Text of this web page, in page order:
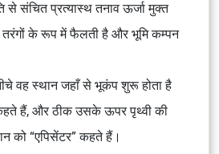
से संचित प्रत्यास्थ तनाव ऊर्जा मुक्त
तरंगों के रूप में फैलती है और भूमि कम्पन
वह स्थान जहाँ से भूकंप शुरू होता है
हैं, और ठीक उसके ऊपर पृथ्वी की
को “एपिसेंटर” कहते हैं।